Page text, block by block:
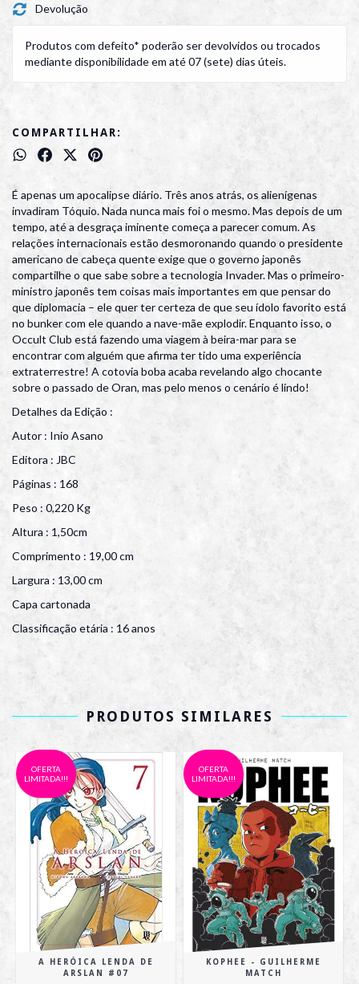
Devolução
Produtos com defeito* poderão ser devolvidos ou trocados
mediante disponibilidade em até 07 (sete) dias úteis.
COMPARTILHAR:
É apenas um apocalipse diário. Três anos atrás, os alienígenas
invadiram Tóquio. Nada nunca mais foi o mesmo. Mas depois de um
tempo, até a desgraça iminente começa a parecer comum. As
relações internacionais estão desmoronando quando o presidente
americano de cabeça quente exige que o governo japonês
compartilhe o que sabe sobre a tecnologia Invader. Mas o primeiro-
ministro japonês tem coisas mais importantes em que pensar do
que diplomacia – ele quer ter certeza de que seu ídolo favorito está
no bunker com ele quando a nave-mãe explodir. Enquanto isso, o
Occult Club está fazendo uma viagem à beira-mar para se
encontrar com alguém que afirma ter tido uma experiência
extraterrestre! A cotovia boba acaba revelando algo chocante
sobre o passado de Oran, mas pelo menos o cenário é lindo!
Detalhes da Edição :
Autor : Inio Asano
Editora : JBC
Páginas : 168
Peso : 0,220 Kg
Altura : 1,50cm
Comprimento : 19,00 cm
Largura : 13,00 cm
Capa cartonada
Classificação etária : 16 anos
PRODUTOS SIMILARES
OFERTA
LIMITADA!!!
A HERÓICA LENDA DE
ARSLAN #07
OFERTA
LIMITADA!!!
KOPHEE - GUILHERME
MATCH